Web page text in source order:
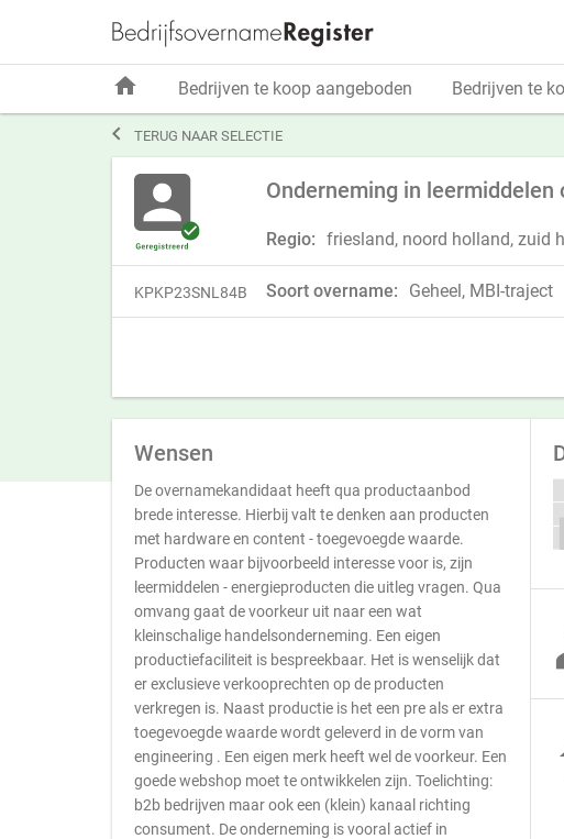
 TERUG NAAR SELECTIE
Onderneming in
Regio: friesland, noord holland, zuid
KPKP23SNL84B Soort overname: Geheel, MBI-traject
Wensen
De overnamekandidaat heeft qua productaanbod
brede interesse. Hierbij valt te denken aan producten
met hardware en content - toegevoegde waarde.
Producten waar bijvoorbeeld interesse voor is, zijn
leermiddelen - energieproducten die uitleg vragen. Qua
omvang gaat de voorkeur uit naar een wat
kleinschalige handelsonderneming. Een eigen
productiefaciliteit is bespreekbaar. Het is wenselijk dat
er exclusieve verkooprechten op de producten
verkregen is. Naast productie is het een pre als er extra
toegevoegde waarde wordt geleverd in de vorm van
engineering . Een eigen merk heeft wel de voorkeur. Een
goede webshop moet te ontwikkelen zijn. Toelichting:
b2b bedrijven maar ook een (klein) kanaal richting
consument. De onderneming is vooral actief in
home Bedrijven te koop aangeboden Bedrijven te